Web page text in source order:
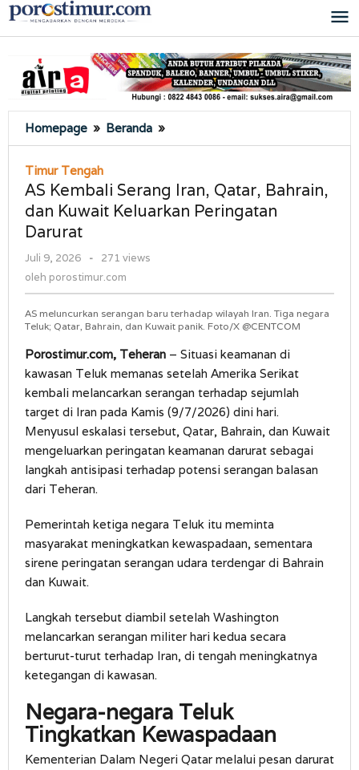
Lewati
ke
Homepage » Beranda »
Kembali
Iran,
Qatar,
Bahrain,
Timur Tengah
AS Kembali Serang Iran, Qatar, Bahrain,
dan Kuwait Keluarkan Peringatan
Darurat
Juli 9, 2026
oleh
-
271 views
oleh porostimur.com
AS meluncurkan serangan baru terhadap wilayah Iran. Tiga negara
Teluk; Qatar, Bahrain, dan Kuwait panik. Foto/X @CENTCOM
Porostimur.com, Teheran – Situasi keamanan di
kawasan Teluk memanas setelah Amerika Serikat
kembali melancarkan serangan terhadap sejumlah
target di Iran pada Kamis (9/7/2026) dini hari.
Menyusul eskalasi tersebut, Qatar, Bahrain, dan Kuwait
mengeluarkan peringatan keamanan darurat sebagai
langkah antisipasi terhadap potensi serangan balasan
dari Teheran.
Pemerintah ketiga negara Teluk itu meminta
masyarakat meningkatkan kewaspadaan, sementara
sirene peringatan serangan udara terdengar di Bahrain
dan Kuwait.
Langkah tersebut diambil setelah Washington
melancarkan serangan militer hari kedua secara
berturut-turut terhadap Iran, di tengah meningkatnya
ketegangan di kawasan.
Negara-negara Teluk
Tingkatkan Kewaspadaan
Kementerian Dalam Negeri Qatar melalui pesan darurat